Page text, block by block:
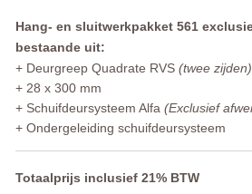
Hang- en sluitwerkpakket 561
bestaande uit:
+ Deurgreep Quadrate RVS (twee zijden)
+ 28 x 300 mm
+ Schuifdeursysteem Alfa (Exclusief
+ Ondergeleiding schuifdeursysteem
Totaalprijs inclusief 21% BTW